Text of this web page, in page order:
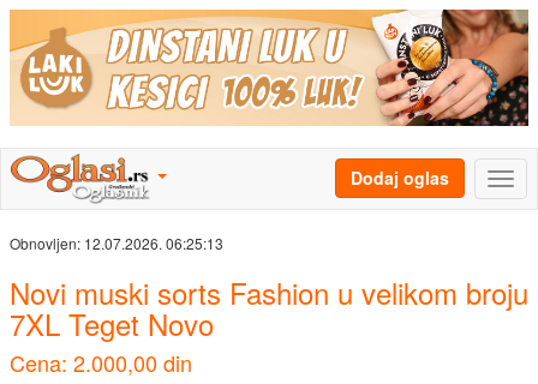
Dodaj oglas
Obnovljen: 12.07.2026. 06:25:13
Novi muski sorts Fashion u velikom broju
7XL Teget Novo
Cena: 2.000,00 din